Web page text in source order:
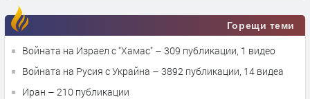
Горещи теми
Войната на Израел с "Хамас"
– 309 публикации, 1 видео
Войната на Русия с Украйна
– 3892 публикации, 14 видеа
Иран
– 210 публикации